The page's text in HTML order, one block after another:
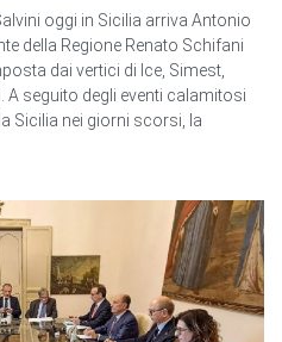
oggi in Sicilia arriva Antonio
della Regione Renato Schifani
dai vertici di Ice, Simest,
A seguito degli eventi calamitosi
Sicilia nei giorni scorsi, la